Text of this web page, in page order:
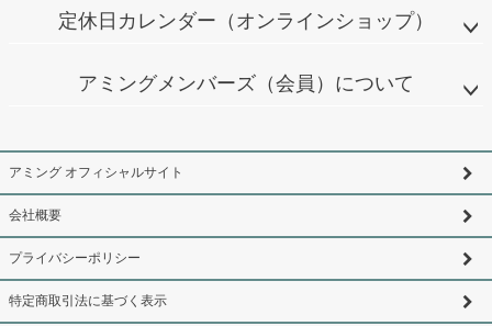
定休日カレンダー（オンラインショップ）
アミングメンバーズ（会員）について
アミング オフィシャルサイト
会社概要
プライバシーポリシー
特定商取引法に基づく表示